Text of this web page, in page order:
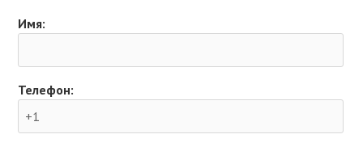
Имя:
Телефон: